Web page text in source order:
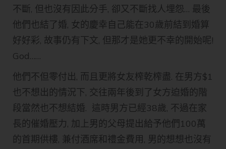
不斷, 但也沒有因此分手, 卻又不斷找人埋怨… 最後
他們也結了婚, 女的慶幸自己能在30歲前結到婚算
好好彩, 故事仍有下文, 但那才是她更不幸的開始呢!
God……
他們不但零付出, 而且更將女友榨乾榨盡. 在男方$1
也不想出的情況下, 交往兩年後到了女方迫婚的階
段當然也不想結婚. 這時男方已經38歲, 不過在家
長的催婚壓力, 加上男的父母提出給予他們100萬
的首期供樓, 兼付酒席和禮金費用, 男的想想也沒有